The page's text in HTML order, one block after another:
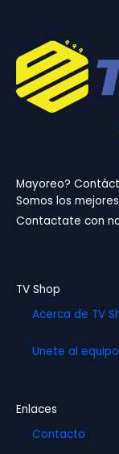
Mayoreo?
Somos los
Contactate con
TV Shop
Acerca de TV
Unete al equipo
Enlaces
Contacto